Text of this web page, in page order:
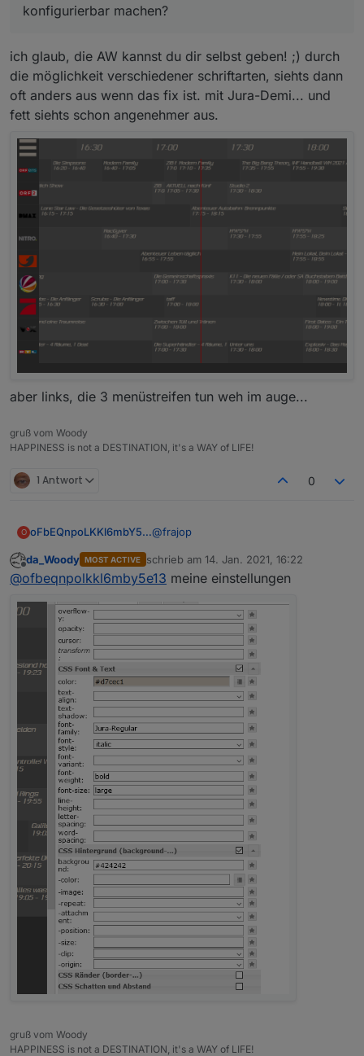
konfigurierbar machen?
ich glaub, die AW kannst du dir selbst geben! ;) durch
die möglichkeit verschiedener schriftarten, siehts dann
oft anders aus wenn das fix ist. mit Jura-Demi... und
fett siehts schon angenehmer aus.
aber links, die 3 menüstreifen tun weh im auge...
gruß vom Woody
HAPPINESS is not a DESTINATION, it's a WAY of LIFE!
1 Antwort 0
O oFbEQnpoLKKl6mbY5e13@frajop
Das hängt eben von der gewählten
Hintergrund- und Schriftfarbe ab.
schwarzen Hintergrund bei euch in
den Screenshots. Verstehe ich nicht.
Einige Senderlogos kann man dann
nicht mehr erkennen.
Offline
da_Woody MOST ACTIVE schrieb am 14. Jan. 2021, 16:22
zuletzt editiert von
@ofbeqnpolkkl6mby5e13 meine einstellungen
gruß vom Woody
HAPPINESS is not a DESTINATION, it's a WAY of LIFE!